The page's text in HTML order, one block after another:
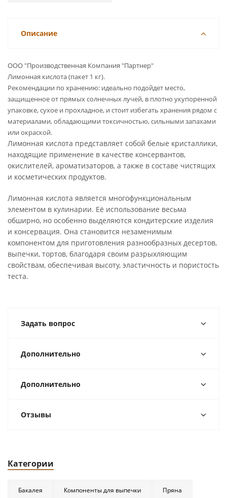
Описание
ООО "Производственная Компания "Партнер"
Лимонная кислота (пакет 1 кг).
Рекомендации по хранению: идеально подойдет место,
защищенное от прямых солнечных лучей, в плотно укупоренной
упаковке, сухое и прохладное, и стоит избегать хранения рядом с
материалами, обладающими токсичностью, сильными запахами
или окраской.
Лимонная кислота представляет собой белые кристаллики,
находящие применение в качестве консервантов,
окислителей, ароматизаторов, а также в составе чистящих
и косметических продуктов.
Лимонная кислота является многофункциональным
элементом в кулинарии. Её использование весьма
обширно, но особенно выделяются кондитерские изделия
и консервация. Она становится незаменимым
компонентом для приготовления разнообразных десертов,
выпечки, тортов, благодаря своим разрыхляющим
свойствам, обеспечивая высоту, эластичность и пористость
теста.
Задать вопрос
Дополнительно
Дополнительно
Отзывы
Категории
Бакалея Компоненты для выпечки Пряна